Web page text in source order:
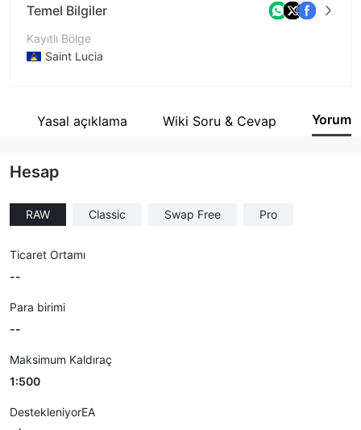
Temel Bilgiler
Kayıtlı Bölge
Saint Lucia
Şirket Adı
Yasal açıklama Wiki Soru & Cevap Yorum
Hesap
RAW Classic Swap Free Pro
Ticaret Ortamı
--
Para birimi
--
Maksimum Kaldıraç
1:500
DestekleniyorEA